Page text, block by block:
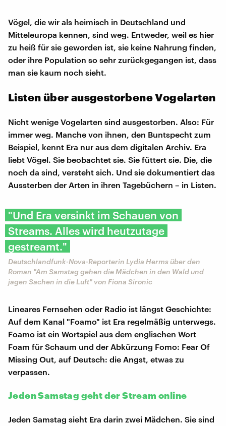
Vögel, die wir als heimisch in Deutschland und
Mitteleuropa kennen, sind weg. Entweder, weil es hier
zu heiß für sie geworden ist, sie keine Nahrung finden,
oder ihre Population so sehr zurückgegangen ist, dass
man sie kaum noch sieht.
Listen über ausgestorbene Vogelarten
Nicht wenige Vogelarten sind ausgestorben. Also: Für
immer weg. Manche von ihnen, den Buntspecht zum
Beispiel, kennt Era nur aus dem digitalen Archiv. Era
liebt Vögel. Sie beobachtet sie. Sie füttert sie. Die, die
noch da sind, versteht sich. Und sie dokumentiert das
Aussterben der Arten in ihren Tagebüchern – in Listen.
"Und Era versinkt im Schauen von
Streams. Alles wird heutzutage
gestreamt."
Deutschlandfunk-Nova-Reporterin Lydia Herms über den
Roman "Am Samstag gehen die Mädchen in den Wald und
jagen Sachen in die Luft" von Fiona Sironic
Lineares Fernsehen oder Radio ist längst Geschichte:
Auf dem Kanal "Foamo" ist Era regelmäßig unterwegs.
Foamo ist ein Wortspiel aus dem englischen Wort
Foam für Schaum und der Abkürzung Fomo: Fear Of
Missing Out, auf Deutsch: die Angst, etwas zu
verpassen.
Jeden Samstag geht der Stream online
Jeden Samstag sieht Era darin zwei Mädchen. Sie sind